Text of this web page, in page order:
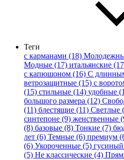
Теги
с карманами (18)
Модные (17) итальянские
с капюшоном (16) С
ветрозащитные (15) с
(15) стильные (14) удобные
большого размера (12)
(11) блестящие (11) Светлые
синтепоне (9) женственные
(8) базовые (8) Тонкие (7)
лет (6) Темные (6) премиум
(6) Укороченные (5)
(5) Не классические (4)